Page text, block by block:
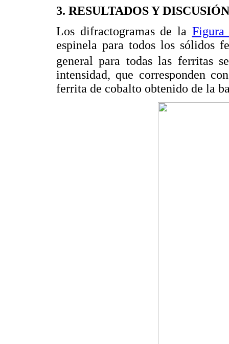
3. RESULTADOS Y DISCUSIÓN
Los difractogramas de la Figura
espinela para todos los sólidos
general para todas las ferritas
intensidad, que corresponden
ferrita de cobalto obtenido de la